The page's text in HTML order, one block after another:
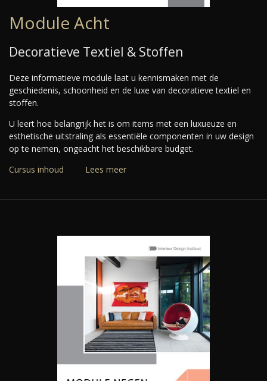
Module Acht
Decoratieve Textiel & Stoffen
Deze informatieve module laat u kennismaken met de
geschiedenis, schoonheid en de luxe van decoratieve textiel en
stoffen.
U leert hoe belangrijk het is om items met een luxueuze en
esthetische uitstraling als essentiële componenten in uw design
op te nemen, ongeacht het beschikbare budget.
Cursus inhoud
Lees meer